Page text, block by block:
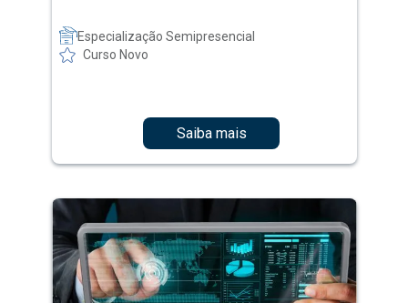
Especialização Semipresencial
Curso Novo
Saiba mais